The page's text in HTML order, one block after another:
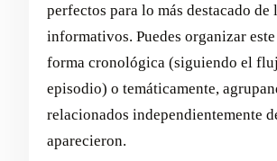
perfectos para lo más destacado de
informativos. Puedes organizar
forma cronológica (siguiendo el
episodio) o temáticamente,
relacionados independientemente
aparecieron.